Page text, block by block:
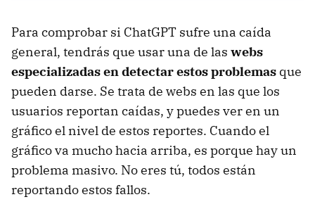
Para comprobar si ChatGPT sufre una caída
general, tendrás que usar una de las webs
especializadas en detectar estos problemas que
pueden darse. Se trata de webs en las que los
usuarios reportan caídas, y puedes ver en un
gráfico el nivel de estos reportes. Cuando el
gráfico va mucho hacia arriba, es porque hay un
problema masivo. No eres tú, todos están
reportando estos fallos.